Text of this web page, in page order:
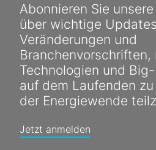
Abonnieren Sie
über wichtige
Veränderungen und
Branchenvorschriften,
Technologien und
auf dem Laufenden
der Energiewende
Jetzt anmelden